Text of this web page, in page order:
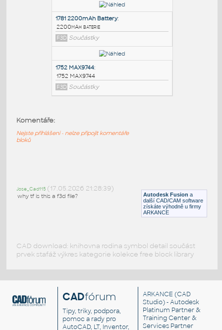
Micro Tower 9g:
Micro Tower 9g - servo
F3D Součástky
1982 MPR121:
1982 MPR121
F3D Součástky
2200mAh baterie
1752 MAX9744
F3D
Autodesk Fusion a
další CAD/CAM software
získáte výhodně u firmy
ARKANCE
Komentáře:
Nejste přihlášeni - nelze připojit komentáře
bloků
Jose_Cad115 (17.05.2026 21:28:39)
why tf is this a f3d file?
CAD download: knihovna rodina symbol detail součást
prvek stafáž výkres kategorie kolekce free block library
CADfórum
Tipy, triky, podpora,
pomoc a rady pro
AutoCAD, LT, Inventor,
ARKANCE (CAD
Studio) - Autodesk
Platinum Partner &
Training Center &
Services Partner